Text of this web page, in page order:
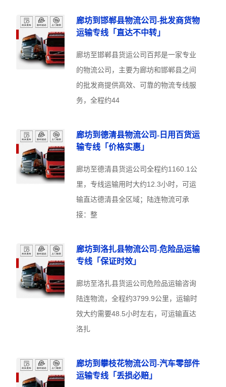
廊坊到邯郸县物流公司-批发商货物
运输专线「直达不中转」
廊坊至邯郸县货运公司百邦是一家专业
的物流公司，主要为廊坊和邯郸县之间
的批发商提供高效、可靠的物流专线服
务，全程约44
廊坊到德清县物流公司-日用百货运
输专线「价格实惠」
廊坊至德清县货运公司全程约1160.1公
里，专线运输用时大约12.3小时，可运
输直达德清县全区域；陆连物流可承
接：整
廊坊到洛扎县物流公司-危险品运输
专线「保证时效」
廊坊至洛扎县货运公司危险品运输咨询
陆连物流，全程约3799.9公里，运输时
效大约需要48.5小时左右，可运输直达
洛扎
廊坊到攀枝花物流公司-汽车零部件
运输专线「丢损必赔」